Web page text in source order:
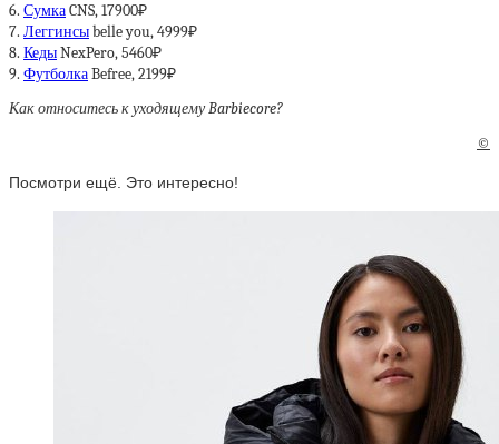
6. СумкаCNS, 17900₽
7. Леггинсыbelle you, 4999₽
8. КедыNexPero, 5460₽
9. ФутболкаBefree, 2199₽
Как относитесь к уходящему Barbiecore?
©
Посмотри ещё. Это интересно!